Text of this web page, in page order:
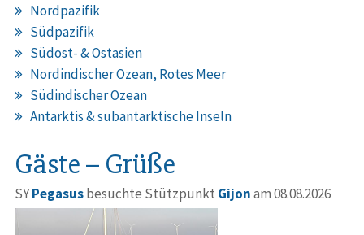
Nordpazifik
Südpazifik
Südost- & Ostasien
Nordindischer Ozean, Rotes Meer
Südindischer Ozean
Antarktis & subantarktische Inseln
Gäste – Grüße
SYPegasusbesuchte Stützpunkt Gijonam 08.08.2026